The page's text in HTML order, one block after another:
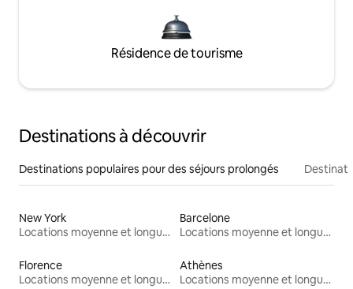
Résidence de tourisme
Destinations à découvrir
Destinations populaires pour des séjours prolongés
New York
Locations moyenne et longue durée
Barcelone
Locations moyenne et longue durée
Florence
Locations moyenne et longue durée
Athènes
Locations moyenne et longue durée